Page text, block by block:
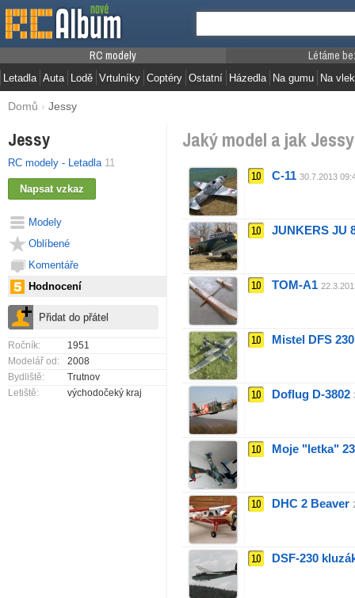
RC modely
Letadla Auta Lodě Vrtulníky Coptéry Ostatní
Létáme
Házedla Na gumu Na vlek
Domů › Jessy
Jessy
RC modely - Letadla 11
Modely
Oblíbené
Komentáře
Hodnocení
Ročník:
1951
Modelář od:
2008
Bydliště:
Trutnov
Letiště:
východočeký kraj
Jaký model a jak
10 C-11 30.7.2013
10 JUNKERS JU
10 TOM-A1
10 Mistel DFS
10 Doflug D-3802
10 Moje "letka"
10 DHC 2 Beaver
10 DSF-230